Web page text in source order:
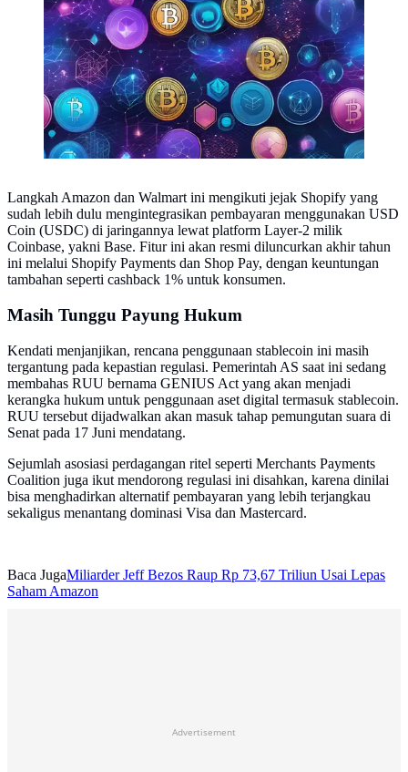
Langkah Amazon dan Walmart ini mengikuti jejak Shopify yang
sudah lebih dulu mengintegrasikan pembayaran menggunakan USD
Coin (USDC) di jaringannya lewat platform Layer-2 milik
Coinbase, yakni Base. Fitur ini akan resmi diluncurkan akhir tahun
ini melalui Shopify Payments dan Shop Pay, dengan keuntungan
tambahan seperti cashback 1% untuk konsumen.
Masih Tunggu Payung Hukum
Kendati menjanjikan, rencana penggunaan stablecoin ini masih
tergantung pada kepastian regulasi. Pemerintah AS saat ini sedang
membahas RUU bernama GENIUS Act yang akan menjadi
kerangka hukum untuk penggunaan aset digital termasuk stablecoin.
RUU tersebut dijadwalkan akan masuk tahap pemungutan suara di
Senat pada 17 Juni mendatang.
Sejumlah asosiasi perdagangan ritel seperti Merchants Payments
Coalition juga ikut mendorong regulasi ini disahkan, karena dinilai
bisa menghadirkan alternatif pembayaran yang lebih terjangkau
sekaligus menantang dominasi Visa dan Mastercard.
Baca JugaMiliarder Jeff Bezos Raup Rp 73,67 Triliun Usai Lepas
Saham Amazon
Advertisement